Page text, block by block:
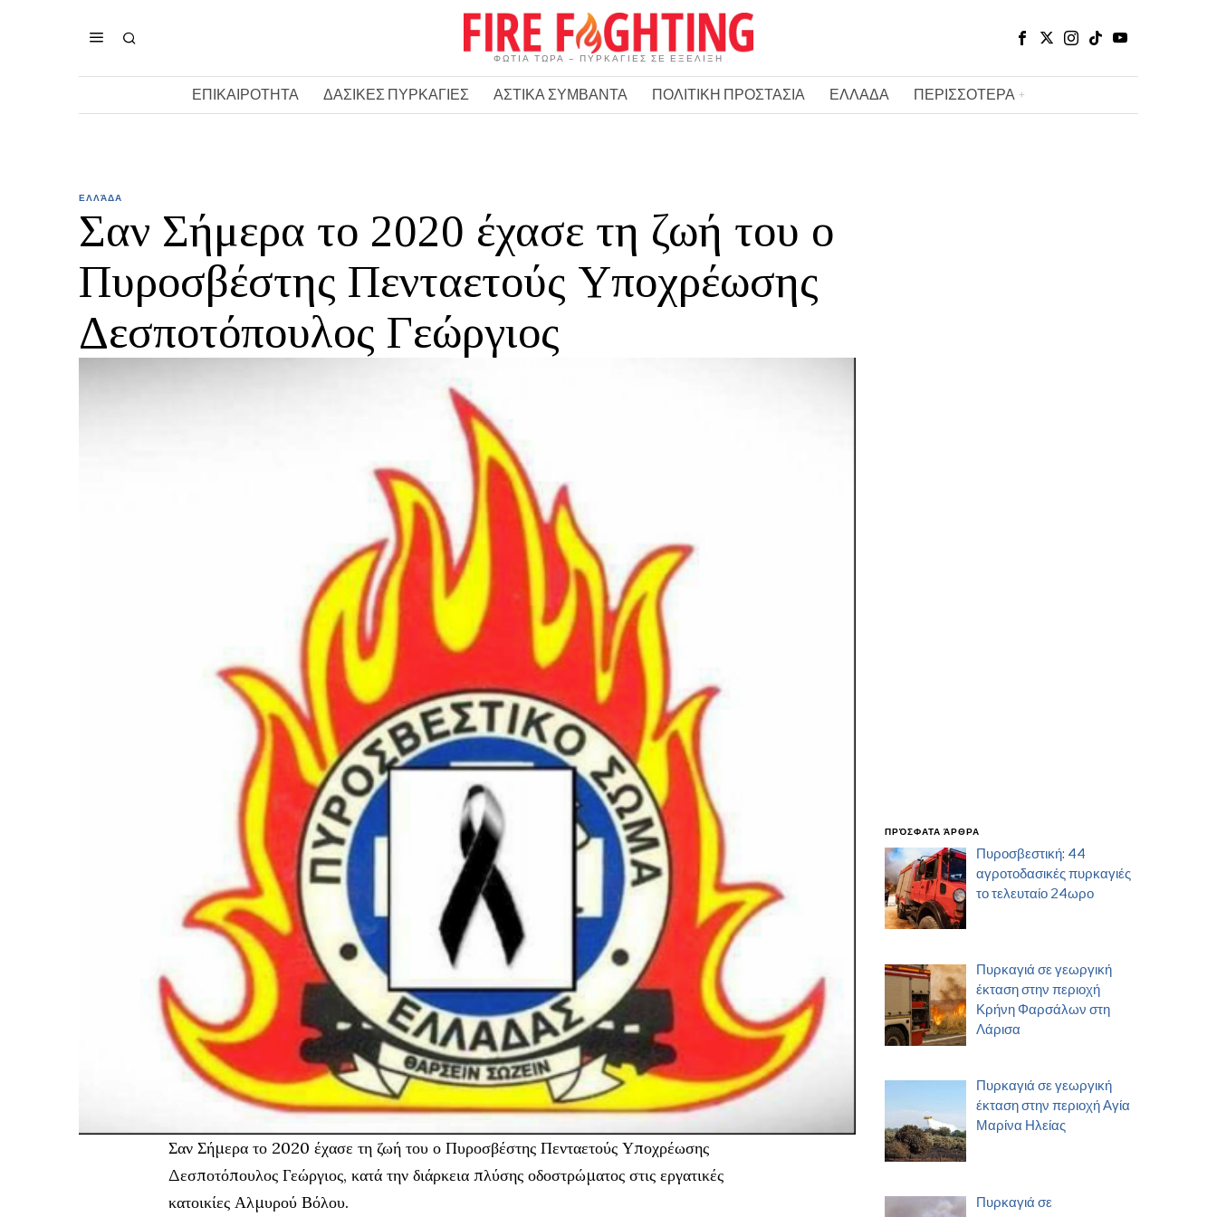
ΦΩΤΙΑ ΤΩΡΑ – ΠΥΡΚΑΓΙΕΣ ΣΕ ΕΞΕΛΙΞΗ
ΕΠΙΚΑΙΡΟΤΗΤΑ ΔΑΣΙΚΕΣ ΠΥΡΚΑΓΙΕΣ ΑΣΤΙΚΑ ΣΥΜΒΑΝΤΑ ΠΟΛΙΤΙΚΗ ΠΡΟΣΤΑΣΙΑ ΕΛΛΑΔΑ ΠΕΡΙΣΣΟΤΕΡΑ
ΕΛΛΆΔΑ
Σαν Σήμερα το 2020 έχασε τη ζωή του ο
Πυροσβέστης Πενταετούς Υποχρέωσης
Δεσποτόπουλος Γεώργιος
Σαν Σήμερα το 2020 έχασε τη ζωή του ο Πυροσβέστης Πενταετούς Υποχρέωσης
Δεσποτόπουλος Γεώργιος, κατά την διάρκεια πλύσης οδοστρώματος στις εργατικές
κατοικίες Αλμυρού Βόλου.
ΠΡΌΣΦΑΤΑ ΆΡΘΡΑ
Πυροσβεστική: 44
αγροτοδασικές πυρκαγιές
το τελευταίο 24ωρο
Πυρκαγιά σε γεωργική
έκταση στην περιοχή
Κρήνη Φαρσάλων στη
Λάρισα
Πυρκαγιά σε γεωργική
έκταση στην περιοχή Αγία
Μαρίνα Ηλείας
Πυρκαγιά σε